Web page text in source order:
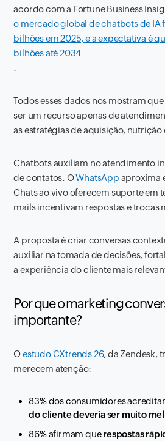
acordo com a Fortune Business
o mercado global de chatbots de IA
bilhões em 2025, e a expectativa é
bilhões até 2034
.
Todos esses dados nos mostram
ser um recurso apenas de
as estratégias de aquisição,
Chatbots auxiliam no atendimento
de contatos. OWhatsApp aproxima
Chats ao vivo oferecem suporte em
mails incentivam respostas e trocas
A proposta é criar conversas
auxiliar na tomada de decisões,
a experiência do cliente mais
Por que o marketing
importante?
Oestudo CXtrends 26, da Zendesk,
merecem atenção:
83% dos consumidores
do cliente deveria ser muito
86% afirmam querespostas